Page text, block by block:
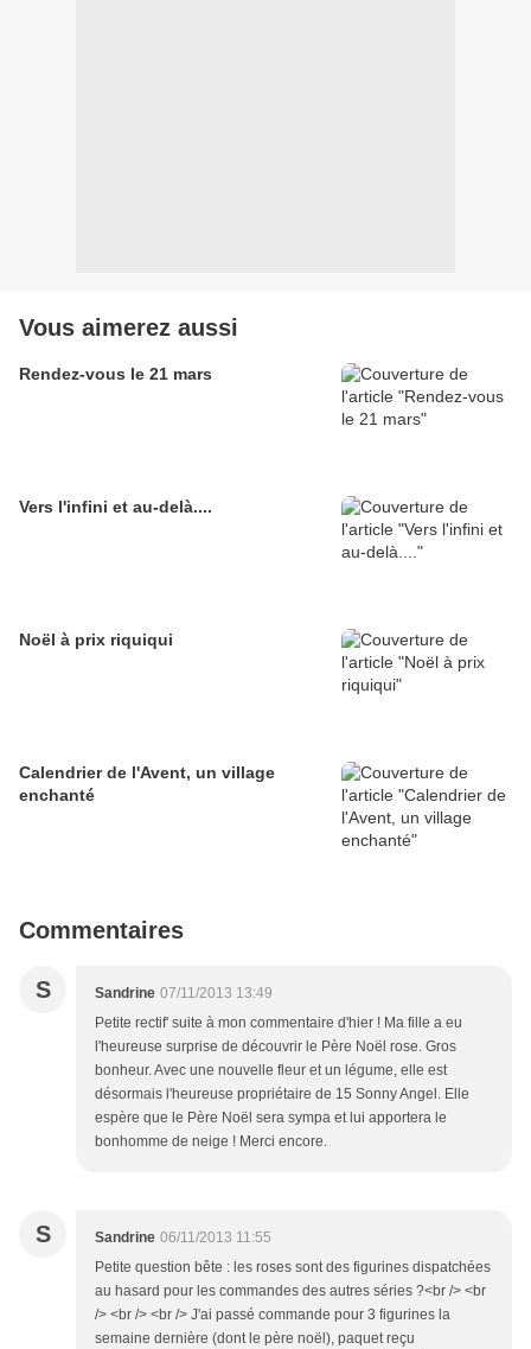
Vous aimerez aussi
Rendez-vous le 21 mars
Vers l'infini et au-delà....
Noël à prix riquiqui
Calendrier de l'Avent, un village
enchanté
Commentaires
S Sandrine 07/11/2013 13:49
Petite rectif' suite à mon commentaire d'hier ! Ma fille a eu
l'heureuse surprise de découvrir le Père Noël rose. Gros
bonheur. Avec une nouvelle fleur et un légume, elle est
désormais l'heureuse propriétaire de 15 Sonny Angel. Elle
espère que le Père Noël sera sympa et lui apportera le
bonhomme de neige ! Merci encore.
S Sandrine 06/11/2013 11:55
Petite question bête : les roses sont des figurines dispatchées
au hasard pour les commandes des autres séries ?<br /> <br
/> <br /> <br /> J'ai passé commande pour 3 figurines la
semaine dernière (dont le père noël), paquet reçu